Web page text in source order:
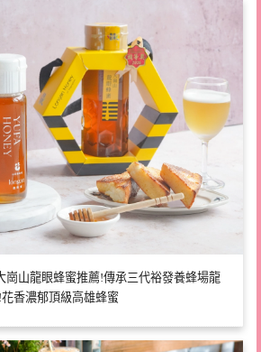
崗山龍眼蜂蜜推薦!傳承三代裕發養蜂場龍
香濃郁頂級高雄蜂蜜